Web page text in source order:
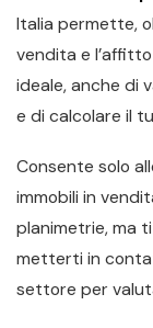
Italia permette,
vendita e
ideale, anche di
e di calcolare il
Consente solo
immobili in
planimetrie, ma
metterti in
settore per